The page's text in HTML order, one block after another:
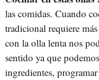
las comidas. Cuando
tradicional requiere
con la olla lenta nos
sentido ya que
ingredientes,